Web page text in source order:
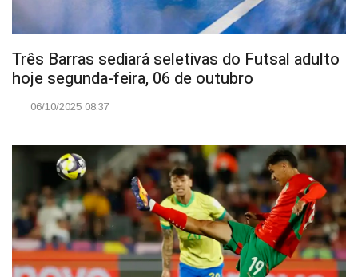
Três Barras sediará seletivas do Futsal adulto
hoje segunda-feira, 06 de outubro
06/10/2025 08:37